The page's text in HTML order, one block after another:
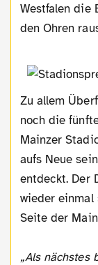
Westfalen die
den Ohren
Zu allem
noch die
Mainzer
aufs Neue
entdeckt. Der
wieder
Seite der
„Als nächstes